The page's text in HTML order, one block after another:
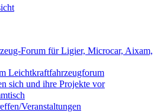
Forum für Ligier, Microcar, Aixam,
Leichtkraftfahrzeugforum
sich und ihre Projekte vor
Veranstaltungen